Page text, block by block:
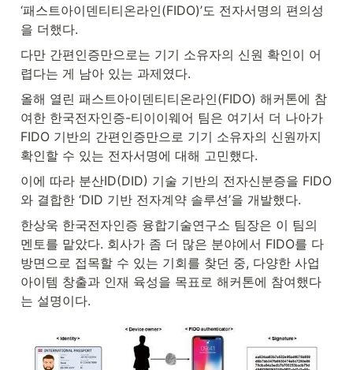
‘패스트아이덴티티온라인(FIDO)’도 전자서명의 편의성
을 더했다.
다만 간편인증만으로는 기기 소유자의 신원 확인이 어
렵다는 게 남아 있는 과제였다.
올해 열린 패스트아이덴티티온라인(FIDO) 해커톤에 참
여한 한국전자인증-티이이웨어 팀은 여기서 더 나아가
FIDO 기반의 간편인증만으로 기기 소유자의 신원까지
확인할 수 있는 전자서명에 대해 고민했다.
이에 따라 분산ID(DID) 기술 기반의 전자신분증을 FIDO
와 결합한 ‘DID 기반 전자계약 솔루션’을 개발했다.
한상욱 한국전자인증 융합기술연구소 팀장은 이 팀의
멘토를 맡았다. 회사가 좀 더 많은 분야에서 FIDO를 다
방면으로 접목할 수 있는 기회를 찾던 중, 다양한 사업
아이템 창출과 인재 육성을 목표로 해커톤에 참여했다
는 설명이다.